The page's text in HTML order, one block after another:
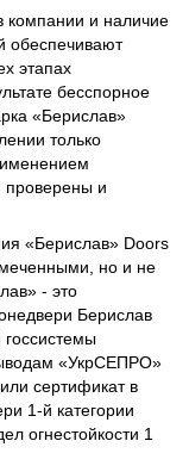
компании и наличие
обеспечивают
этапах
бесспорное
«Берислав»
только
проверены и
«Берислав» Doors
но и не
- это
Берислав
«УкрСЕПРО»
сертификат в
1-й категории
огнестойкости 1